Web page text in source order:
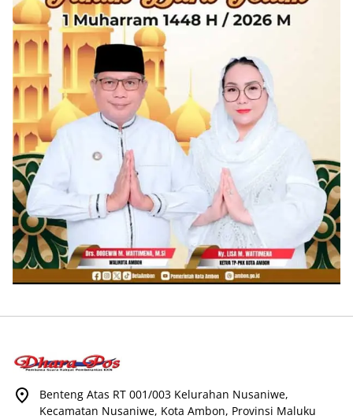
Benteng Atas RT 001/003 Kelurahan Nusaniwe,
Kecamatan Nusaniwe, Kota Ambon, Provinsi Maluku